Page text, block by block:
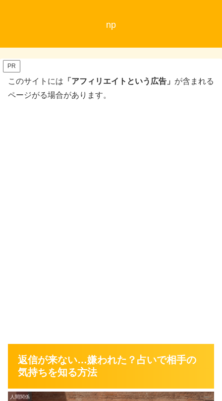
np
PR
このサイトには 「アフィリエイトという広告」 が含まれる
ページがる場合があります。
返信が来ない…嫌われた？占いで相手の
気持ちを知る方法
人間関係